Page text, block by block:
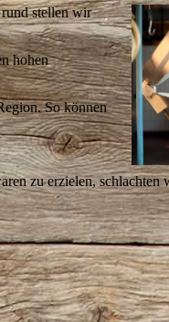
stellen wir
hohen
So können
zu erzielen,